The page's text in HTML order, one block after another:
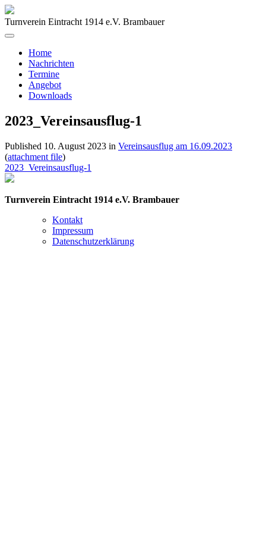
Turnverein Eintracht 1914 e.V. Brambauer
Home
Nachrichten
Termine
Angebot
Downloads
2023_Vereinsausflug-1
Published 10. August 2023 in Vereinsausflug am 16.09.2023
(attachment file)
2023_Vereinsausflug-1
Turnverein Eintracht 1914 e.V. Brambauer
Kontakt
Impressum
Datenschutzerklärung